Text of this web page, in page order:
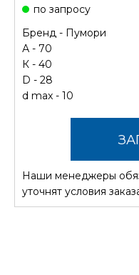
по запросу
Бренд - Пумори
А - 70
К - 40
D - 28
d max - 10
Наши менеджеры
уточнят условия